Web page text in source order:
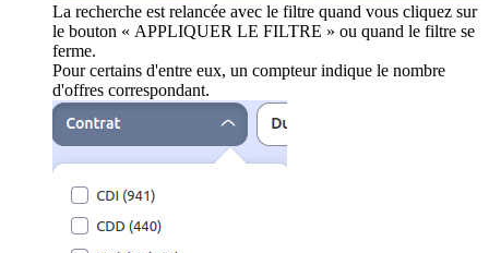
La recherche est relancée avec le filtre quand vous cliquez sur
le bouton « APPLIQUER LE FILTRE » ou quand le filtre se
ferme.
Pour certains d'entre eux, un compteur indique le nombre
d'offres correspondant.